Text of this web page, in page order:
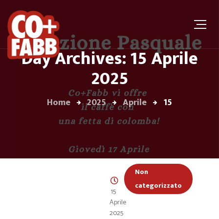
Day Archives: 15 Aprile
2025
Home 2025 Aprile 15
Non
categorizzato
15
Aprile
2025